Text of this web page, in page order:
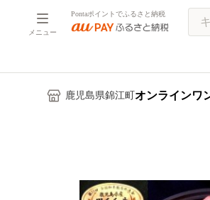
メニュー
Pontaポイントでふるさと納税
鹿児島県錦江町 オンラインワ